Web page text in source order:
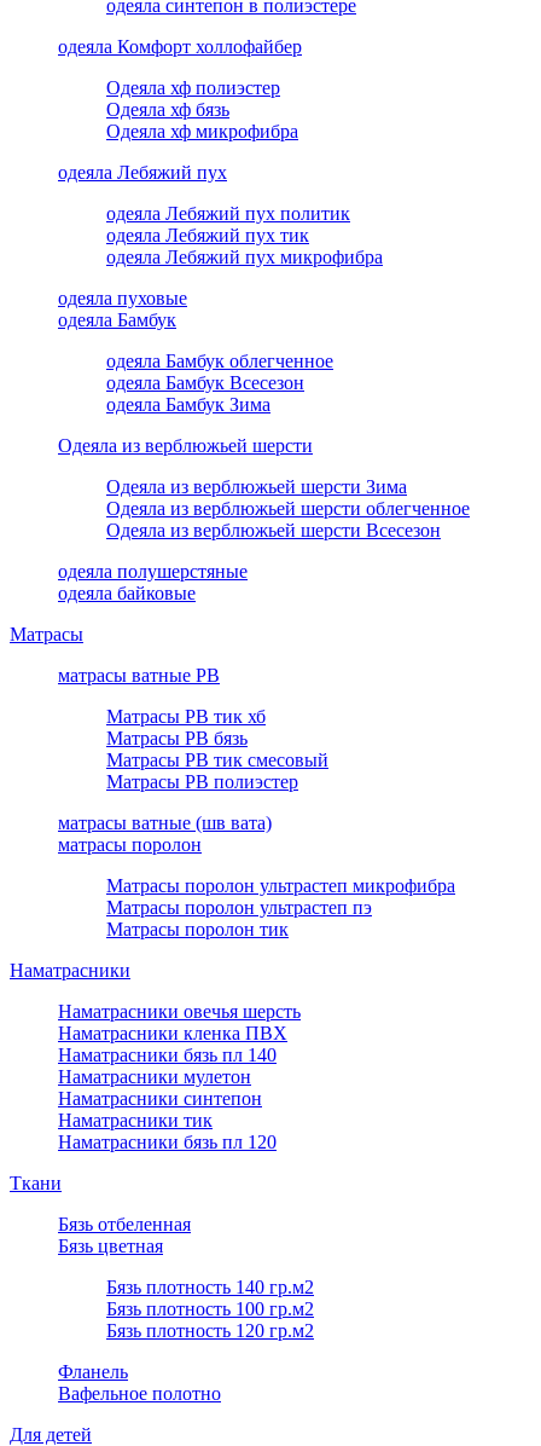
одеяла синтепон в полиэстере
одеяла Комфорт холлофайбер
Одеяла хф полиэстер
Одеяла хф бязь
Одеяла хф микрофибра
одеяла Лебяжий пух
одеяла Лебяжий пух политик
одеяла Лебяжий пух тик
одеяла Лебяжий пух микрофибра
одеяла пуховые
одеяла Бамбук
одеяла Бамбук облегченное
одеяла Бамбук Всесезон
одеяла Бамбук Зима
Одеяла из верблюжьей шерсти
Одеяла из верблюжьей шерсти Зима
Одеяла из верблюжьей шерсти облегченное
Одеяла из верблюжьей шерсти Всесезон
одеяла полушерстяные
одеяла байковые
Матрасы
матрасы ватные РВ
Матрасы РВ тик хб
Матрасы РВ бязь
Матрасы РВ тик смесовый
Матрасы РВ полиэстер
матрасы ватные (шв вата)
матрасы поролон
Матрасы поролон ультрастеп микрофибра
Матрасы поролон ультрастеп пэ
Матрасы поролон тик
Наматрасники
Наматрасники овечья шерсть
Наматрасники кленка ПВХ
Наматрасники бязь пл 140
Наматрасники мулетон
Наматрасники синтепон
Наматрасники тик
Наматрасники бязь пл 120
Ткани
Бязь отбеленная
Бязь цветная
Бязь плотность 140 гр.м2
Бязь плотность 100 гр.м2
Бязь плотность 120 гр.м2
Фланель
Вафельное полотно
Для детей